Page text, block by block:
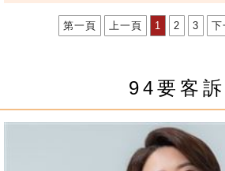
第一頁 上一頁 1 2 3 下
94要客訴